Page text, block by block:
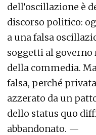
dell’oscillazione è
discorso politico:
a una falsa
soggetti al
della commedia.
falsa, perché
azzerato da un
dello status quo
abbandonato. —